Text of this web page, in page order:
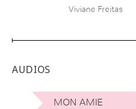
Viviane Freitas
AUDIOS
MON AMIE